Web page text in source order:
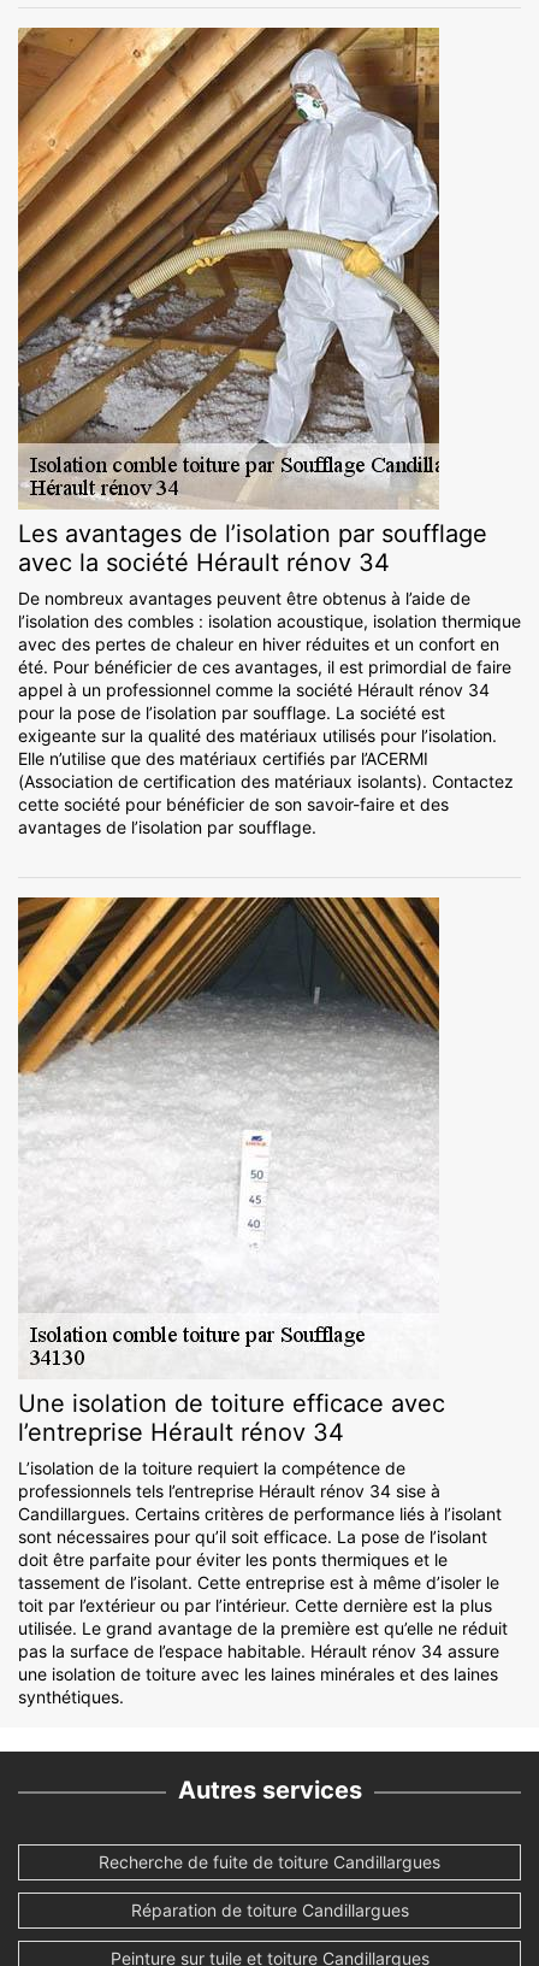
Les avantages de l’isolation par soufflage
avec la société Hérault rénov 34
De nombreux avantages peuvent être obtenus à l’aide de
l’isolation des combles : isolation acoustique, isolation thermique
avec des pertes de chaleur en hiver réduites et un confort en
été. Pour bénéficier de ces avantages, il est primordial de faire
appel à un professionnel comme la société Hérault rénov 34
pour la pose de l’isolation par soufflage. La société est
exigeante sur la qualité des matériaux utilisés pour l’isolation.
Elle n’utilise que des matériaux certifiés par l’ACERMI
(Association de certification des matériaux isolants). Contactez
cette société pour bénéficier de son savoir-faire et des
avantages de l’isolation par soufflage.
Une isolation de toiture efficace avec
l’entreprise Hérault rénov 34
L’isolation de la toiture requiert la compétence de
professionnels tels l’entreprise Hérault rénov 34 sise à
Candillargues. Certains critères de performance liés à l’isolant
sont nécessaires pour qu’il soit efficace. La pose de l’isolant
doit être parfaite pour éviter les ponts thermiques et le
tassement de l’isolant. Cette entreprise est à même d’isoler le
toit par l’extérieur ou par l’intérieur. Cette dernière est la plus
utilisée. Le grand avantage de la première est qu’elle ne réduit
pas la surface de l’espace habitable. Hérault rénov 34 assure
une isolation de toiture avec les laines minérales et des laines
synthétiques.
Autres services
Recherche de fuite de toiture Candillargues
Réparation de toiture Candillargues
Peinture sur tuile et toiture Candillargues